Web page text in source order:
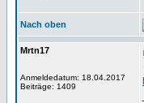
Nach oben
Mrtn17
Anmeldedatum: 18.04.2017
Beiträge: 1409